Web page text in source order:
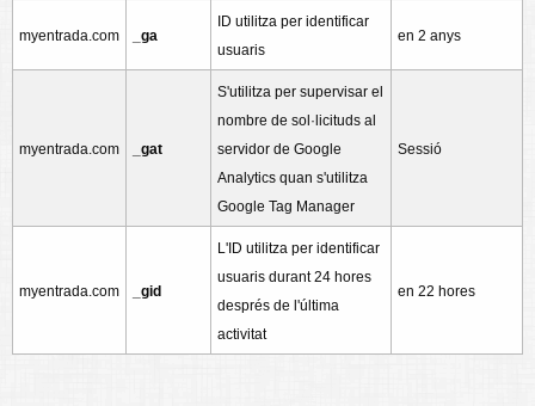
myentrada.com _ga
ID utilitza per identificar
usuaris
en 2 anys
myentrada.com _gat
S'utilitza per supervisar el
nombre de sol·licituds al
servidor de Google
Analytics quan s'utilitza
Google Tag Manager
Sessió
myentrada.com _gid
L'ID utilitza per identificar
usuaris durant 24 hores
després de l'última
activitat
en 22 hores